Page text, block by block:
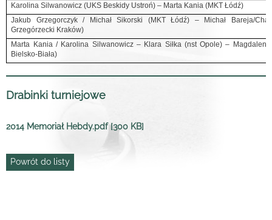
Karolina Silwanowicz (UKS Beskidy Ustroń) – Marta Kania (MKT Łódź)
Jakub Grzegorczyk / Michał Sikorski (MKT Łódź) – Michał Bareja/
Grzegórzecki Kraków)
Marta Kania / Karolina Silwanowicz – Klara Siłka (nst Opole) –
Bielsko-Biała)
Drabinki turniejowe
2014 Memoriał Hebdy.pdf [300 KB]
Powrót do listy